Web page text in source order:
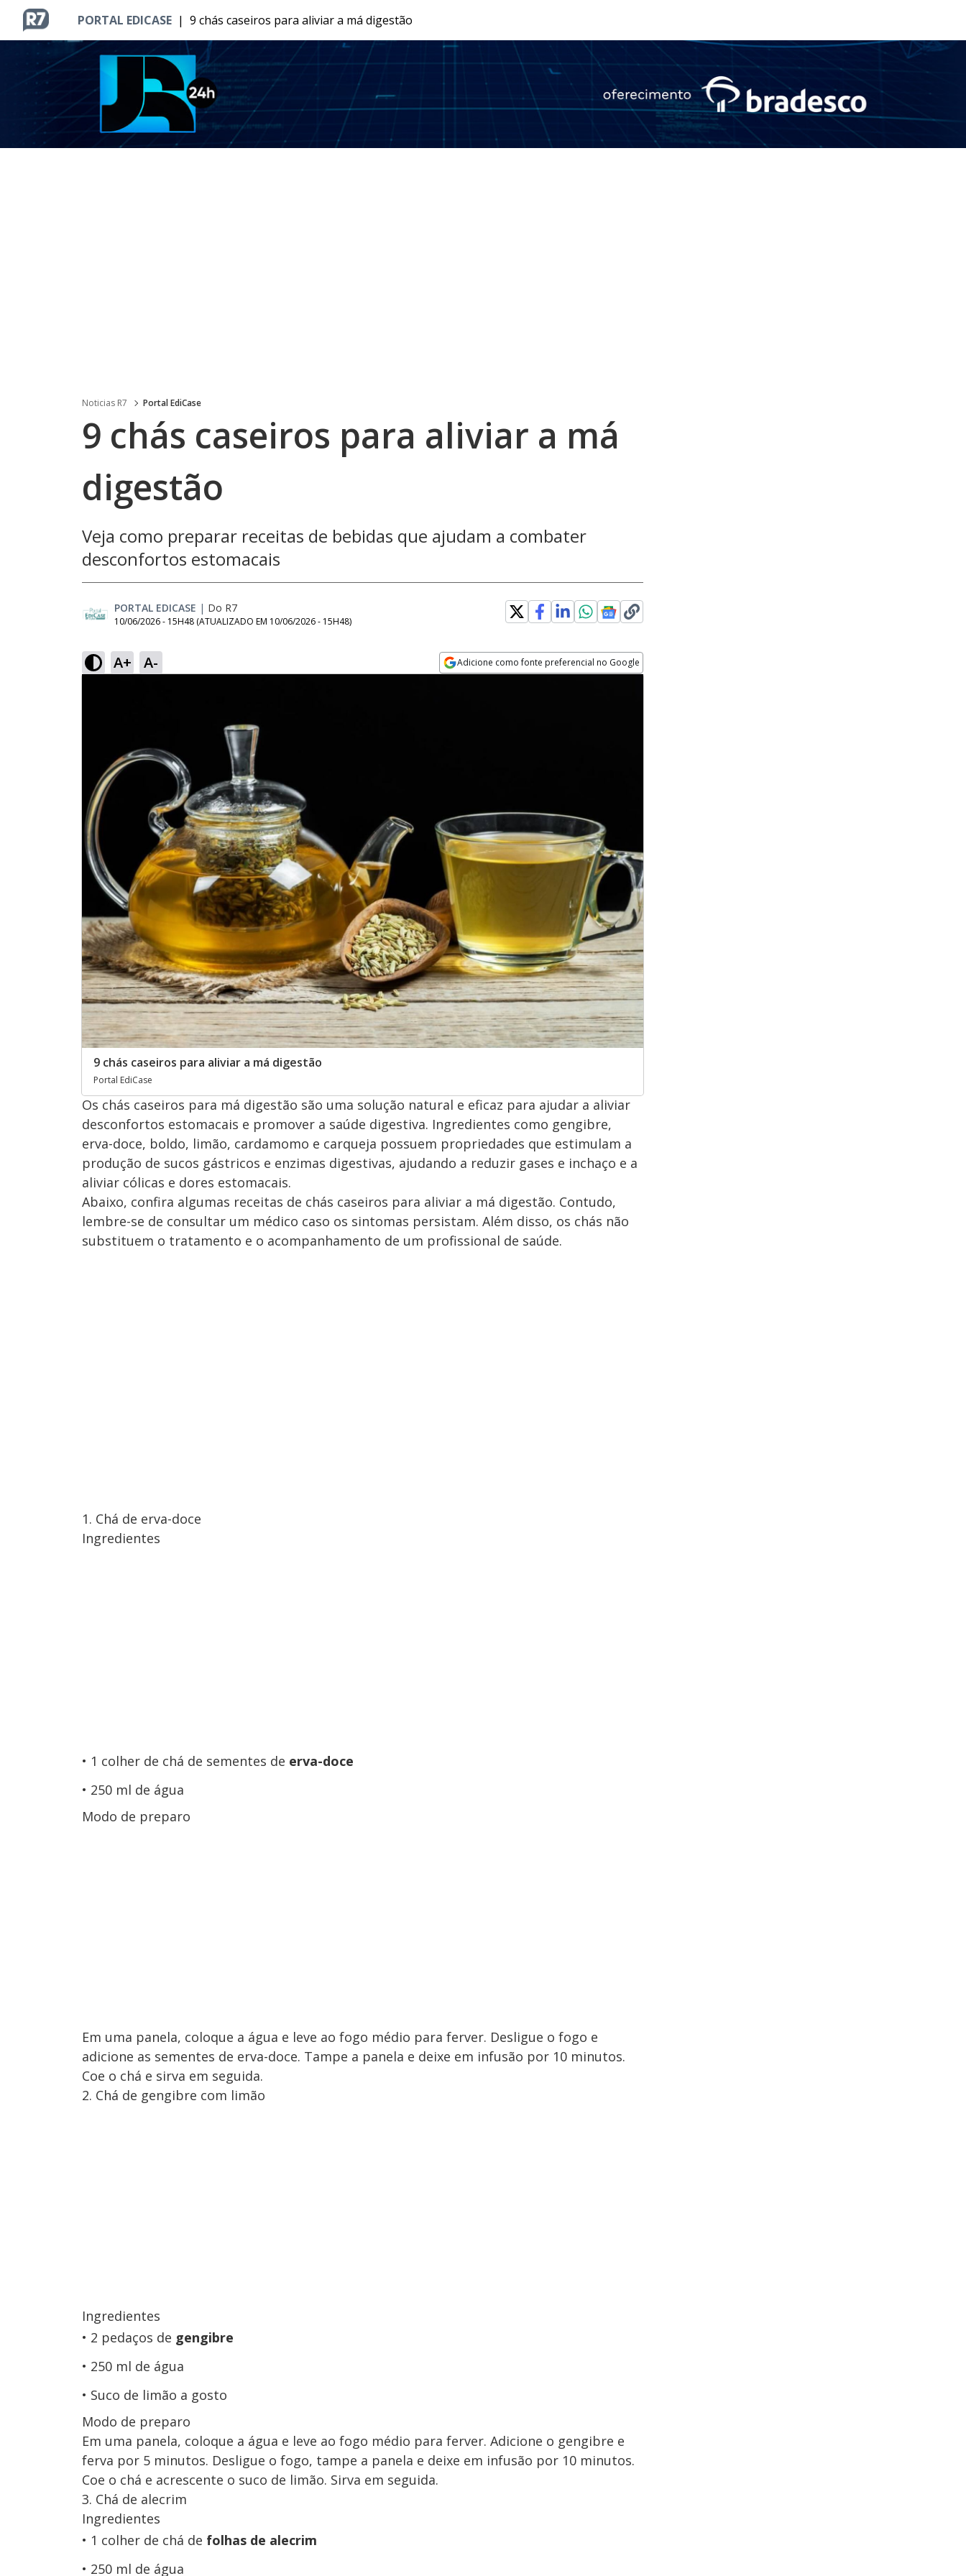
MENU BRASÍLIA ENTRETÊ ESPORTES JR 24H RECORD
PORTAL EDICASE | 9 chás caseiros para aliviar a má digestão
Noticias R7 Portal EdiCase
9 chás caseiros para aliviar a má
digestão
Veja como preparar receitas de bebidas que ajudam a combater
desconfortos estomacais
PORTAL EDICASE | Do R7
10/06/2026 - 15H48 (ATUALIZADO EM 10/06/2026 - 15H48)
A+ A- Adicione como fonte preferencial no Google
9 chás caseiros para aliviar a má digestão
Portal EdiCase
Os chás caseiros para má digestão são uma solução natural e eficaz para ajudar a aliviar
desconfortos estomacais e promover a saúde digestiva. Ingredientes como gengibre,
erva-doce, boldo, limão, cardamomo e carqueja possuem propriedades que estimulam a
produção de sucos gástricos e enzimas digestivas, ajudando a reduzir gases e inchaço e a
aliviar cólicas e dores estomacais.
Abaixo, confira algumas receitas de chás caseiros para aliviar a má digestão. Contudo,
lembre-se de consultar um médico caso os sintomas persistam. Além disso, os chás não
substituem o tratamento e o acompanhamento de um profissional de saúde.
1. Chá de erva-doce
Ingredientes
1 colher de chá de sementes de erva-doce
250 ml de água
Modo de preparo
Em uma panela, coloque a água e leve ao fogo médio para ferver. Desligue o fogo e
adicione as sementes de erva-doce. Tampe a panela e deixe em infusão por 10 minutos.
Coe o chá e sirva em seguida.
2. Chá de gengibre com limão
Ingredientes
2 pedaços de gengibre
250 ml de água
Suco de limão a gosto
Modo de preparo
Em uma panela, coloque a água e leve ao fogo médio para ferver. Adicione o gengibre e
ferva por 5 minutos. Desligue o fogo, tampe a panela e deixe em infusão por 10 minutos.
Coe o chá e acrescente o suco de limão. Sirva em seguida.
3. Chá de alecrim
Ingredientes
1 colher de chá de folhas de alecrim
250 ml de água